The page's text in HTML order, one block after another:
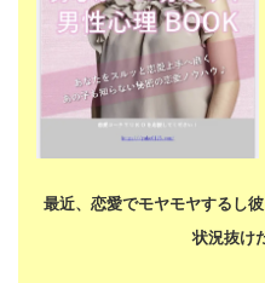
最近、恋愛でモヤモヤするし
状況抜け